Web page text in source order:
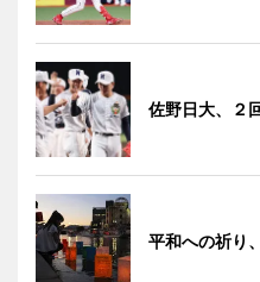
佐野日大、２
平和への祈り